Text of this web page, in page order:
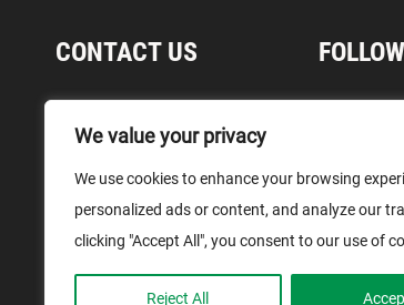
We value your privacy
We use cookies to enhance your browsing
personalized ads or content, and analyze our
clicking "Accept All", you consent to our use of
Reject All
CONTACT US
Terms and Conditions